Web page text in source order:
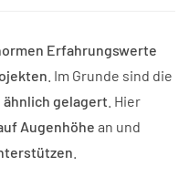
Erfahrungswerte
. Im Grunde sind die
ähnlich gelagert . Hier
Augenhöhe an und